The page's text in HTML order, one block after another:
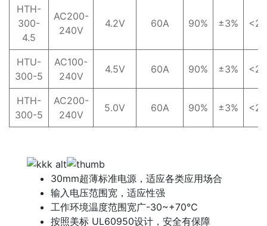
HTH-
300-
4.5
AC200-
240V
4.2V 60A 90% ±3%
HTU-
300-5
AC100-
240V
4.5V 60A 90% ±3%
HTH-
300-5
AC200-
240V
5.0V 60A 90% ±3%
30mm超薄标准电源，适应各类应用场合
输入电压范围宽，适应性强
工作环境温度范围宽广-30~+70℃
按照美标 UL60950设计，安全有保障